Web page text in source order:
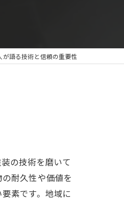
が語る技術と信頼の重要性
の技術を磨いて
耐久性や価値を
素です。地域に